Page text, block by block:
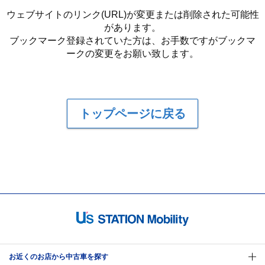
ウェブサイトのリンク(URL)が変更または削除された可能性
があります。
ブックマーク登録されていた方は、お手数ですがブックマ
ークの変更をお願い致します。
トップページに戻る
お近くのお店から中古車を探す